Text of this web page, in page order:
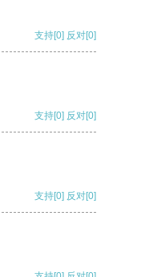
支持[0] 反对[0]
支持[0] 反对[0]
支持[0] 反对[0]